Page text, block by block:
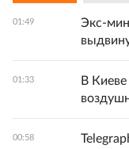
01:49
Экс-
01:33
В
00:58